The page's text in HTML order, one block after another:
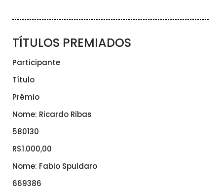
TÍTULOS PREMIADOS
Participante
Título
Prêmio
Nome: Ricardo Ribas
580130
R$1.000,00
Nome: Fabio Spuldaro
669386